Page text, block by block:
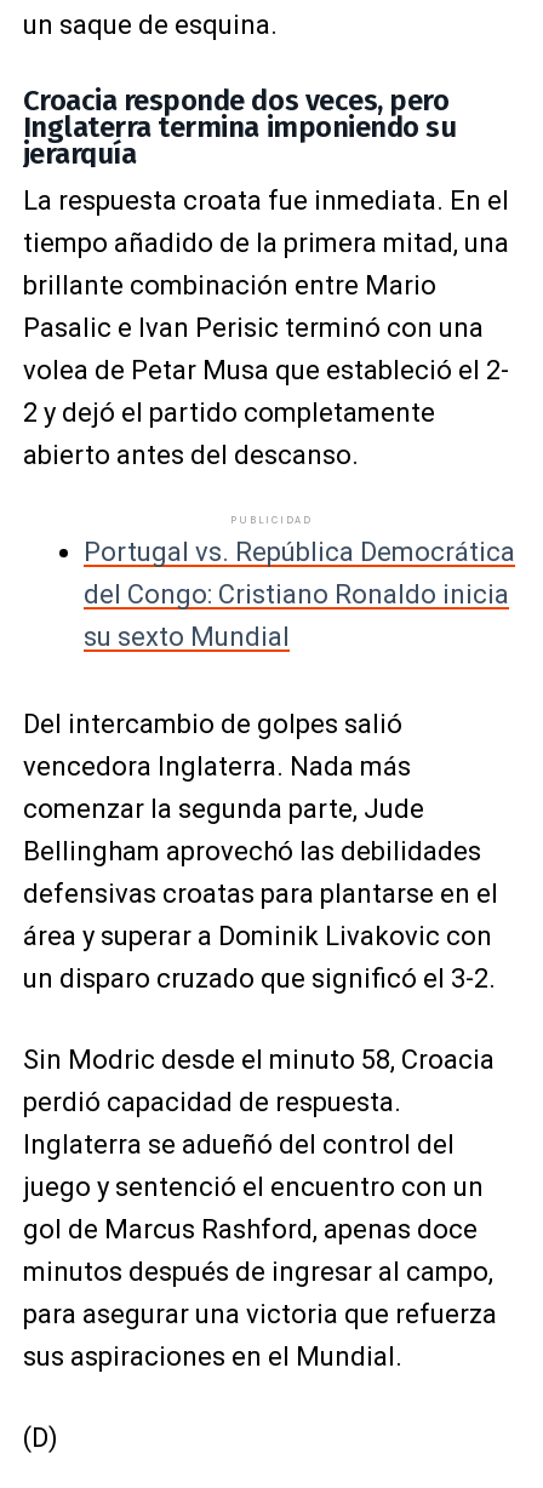
un saque de esquina.
Croacia responde dos veces, pero
Inglaterra termina imponiendo su
jerarquía
La respuesta croata fue inmediata. En el
tiempo añadido de la primera mitad, una
brillante combinación entre Mario
Pasalic e Ivan Perisic terminó con una
volea de Petar Musa que estableció el 2-
2 y dejó el partido completamente
abierto antes del descanso.
PUBLICIDAD
Portugal vs. República Democrática
del Congo: Cristiano Ronaldo inicia
su sexto Mundial
Del intercambio de golpes salió
vencedora Inglaterra. Nada más
comenzar la segunda parte, Jude
Bellingham aprovechó las debilidades
defensivas croatas para plantarse en el
área y superar a Dominik Livakovic con
un disparo cruzado que significó el 3-2.
Sin Modric desde el minuto 58, Croacia
perdió capacidad de respuesta.
Inglaterra se adueñó del control del
juego y sentenció el encuentro con un
gol de Marcus Rashford, apenas doce
minutos después de ingresar al campo,
para asegurar una victoria que refuerza
sus aspiraciones en el Mundial.
(D)